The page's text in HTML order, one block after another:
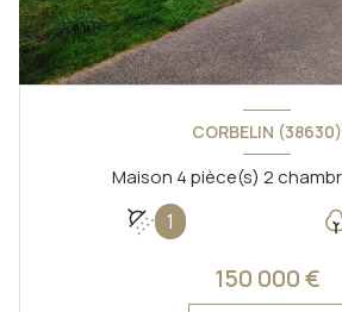
CORBELIN (38630)
1
150 000 €